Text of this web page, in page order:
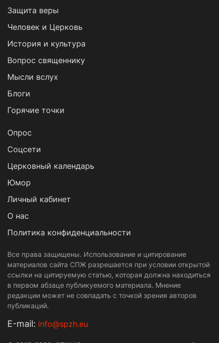
Защита веры
Человек и Церковь
История и культура
Вопрос священнику
Мысли вслух
Блоги
Горячие точки
Опрос
Cоцсети
Церковный календарь
Юмор
Личный кабинет
О нас
Политика конфиденциальности
Все права защищены. Использование и цитирование
материалов сайта СПЖ разрешается при условии открытой
ссылки на цитируемую статью, которая должна находиться
в первом абзаце публикуемого материала. Мнение
редакции может не совпадать с точкой зрения авторов
публикаций.
Е-mail: info@spzh.eu